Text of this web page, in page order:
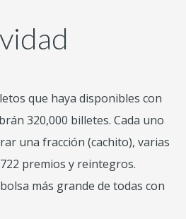
que haya disponibles con
320,000 billetes. Cada uno
una fracción (cachito), varias
premios y reintegros.
más grande de todas con